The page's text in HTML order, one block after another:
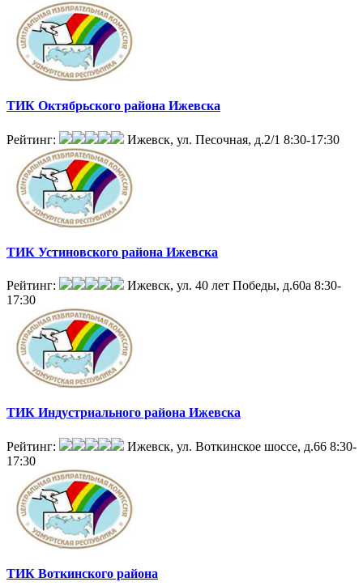
ТИК Октябрьского района Ижевска
Рейтинг: Ижевск, ул. Песочная, д.2/1 8:30-17:30
ТИК Устиновского района Ижевска
Рейтинг: Ижевск, ул. 40 лет Победы, д.60а 8:30-
17:30
ТИК Индустриального района Ижевска
Рейтинг: Ижевск, ул. Воткинское шоссе, д.66 8:30-
17:30
ТИК Воткинского района